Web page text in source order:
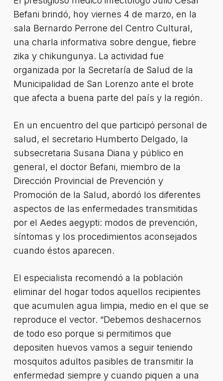
Befani brindó, hoy viernes 4 de marzo, en la
sala Bernardo Perrone del Centro Cultural,
una charla informativa sobre dengue, fiebre
zika y chikungunya. La actividad fue
organizada por la Secretaría de Salud de la
Municipalidad de San Lorenzo ante el brote
que afecta a buena parte del país y la región.
En un encuentro del que participó personal de
salud, el secretario Humberto Delgado, la
subsecretaria Susana Diana y público en
general, el doctor Befani, miembro de la
Dirección Provincial de Prevención y
Promoción de la Salud, abordó los diferentes
aspectos de las enfermedades transmitidas
por el Aedes aegypti: modos de prevención,
síntomas y los procedimientos aconsejados
cuando éstos aparecen.
El especialista recomendó a la población
eliminar del hogar todos aquellos recipientes
que acumulen agua limpia, medio en el que se
reproduce el vector. “Debemos deshacernos
de todo eso porque si permitimos que
depositen huevos vamos a seguir teniendo
mosquitos adultos pasibles de transmitir la
enfermedad siempre y cuando piquen a una